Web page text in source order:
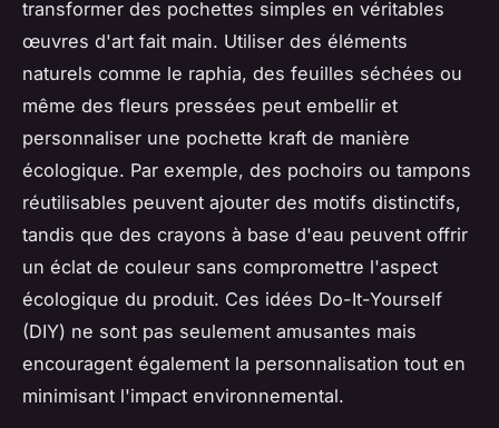
transformer des pochettes simples en véritables
œuvres d'art fait main. Utiliser des éléments
naturels comme le raphia, des feuilles séchées ou
même des fleurs pressées peut embellir et
personnaliser une pochette kraft de manière
écologique. Par exemple, des pochoirs ou tampons
réutilisables peuvent ajouter des motifs distinctifs,
tandis que des crayons à base d'eau peuvent offrir
un éclat de couleur sans compromettre l'aspect
écologique du produit. Ces idées Do-It-Yourself
(DIY) ne sont pas seulement amusantes mais
encouragent également la personnalisation tout en
minimisant l'impact environnemental.